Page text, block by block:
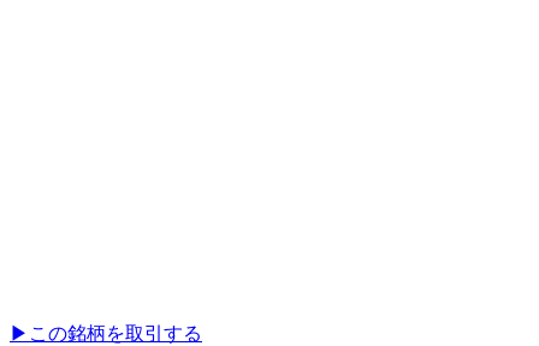
▶︎ この銘柄を取引する